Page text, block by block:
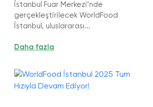
İstanbul Fuar Merkezi’nde
gerçekleştirilecek WorldFood
İstanbul, uluslararası...
Daha fazla